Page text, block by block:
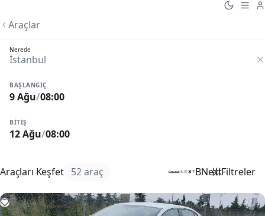
Araçlar
Nerede
BAŞLANGIÇ
9 Ağu/08:00
BITIŞ
12 Ağu/08:00
Araçları Keşfet 52 araç BNextFiltreler